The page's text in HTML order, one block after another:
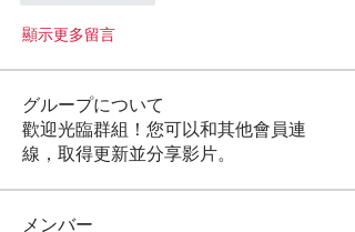
顯示更多留言
グループについて
歡迎光臨群組！您可以和其他會員連
線，取得更新並分享影片。
メンバー